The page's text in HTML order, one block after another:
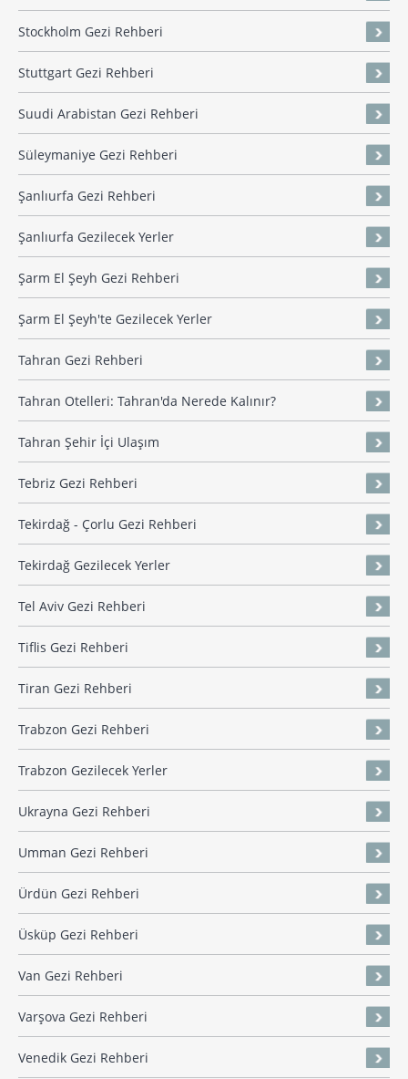
Stockholm Gezi Rehberi
Stuttgart Gezi Rehberi
Suudi Arabistan Gezi Rehberi
Süleymaniye Gezi Rehberi
Şanlıurfa Gezi Rehberi
Şanlıurfa Gezilecek Yerler
Şarm El Şeyh Gezi Rehberi
Şarm El Şeyh'te Gezilecek Yerler
Tahran Gezi Rehberi
Tahran Otelleri: Tahran'da Nerede Kalınır?
Tahran Şehir İçi Ulaşım
Tebriz Gezi Rehberi
Tekirdağ - Çorlu Gezi Rehberi
Tekirdağ Gezilecek Yerler
Tel Aviv Gezi Rehberi
Tiflis Gezi Rehberi
Tiran Gezi Rehberi
Trabzon Gezi Rehberi
Trabzon Gezilecek Yerler
Ukrayna Gezi Rehberi
Umman Gezi Rehberi
Ürdün Gezi Rehberi
Üsküp Gezi Rehberi
Van Gezi Rehberi
Varşova Gezi Rehberi
Venedik Gezi Rehberi